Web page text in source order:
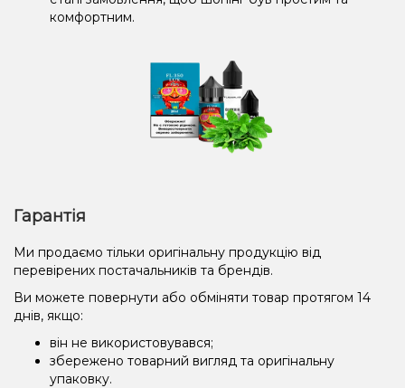
комфортним.
Гарантія
Ми продаємо тільки оригінальну продукцію від
перевірених постачальників та брендів.
Ви можете повернути або обміняти товар протягом 14
днів, якщо:
він не використовувався;
збережено товарний вигляд та оригінальну
упаковку.